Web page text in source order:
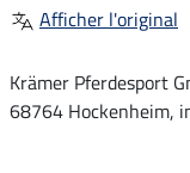
Afficher l'original
Krämer Pferdesport
68764 Hockenheim,